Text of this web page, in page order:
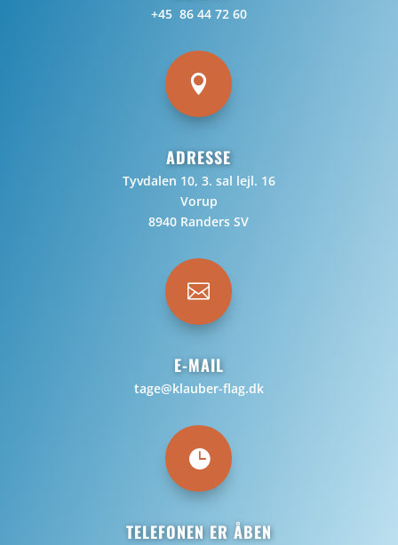
+45 86 44 72 60

ADRESSE
Tyvdalen 10, 3. sal lejl. 16
Vorup
8940 Randers SV

E-MAIL
tage@klauber-flag.dk

TELEFONEN ER ÅBEN